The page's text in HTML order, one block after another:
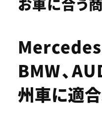
BMW、
州車に適合